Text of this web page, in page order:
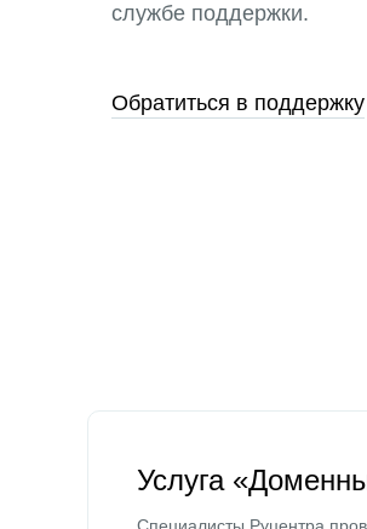
службе поддержки.
Обратиться в поддержку
Услуга